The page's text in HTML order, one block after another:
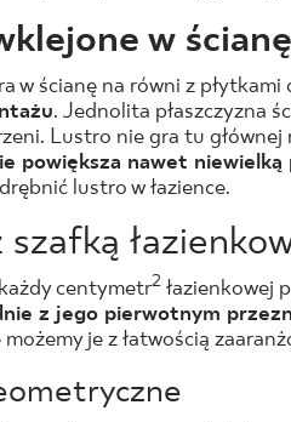
w ścianę
w ścianę na równi z
. Jednolita płaszczyzna
Lustro nie gra tu
powiększa nawet
lustro w łazience.
centymetr2łazienkowej
z jego pierwotnym
możemy je z łatwością